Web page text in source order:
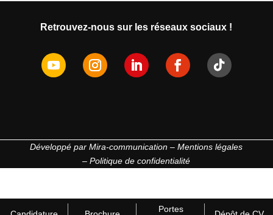
Portes
Retrouvez-nous sur les réseaux sociaux !
Développé parMira-communication –Mentions légales
–Politique de confidentialité